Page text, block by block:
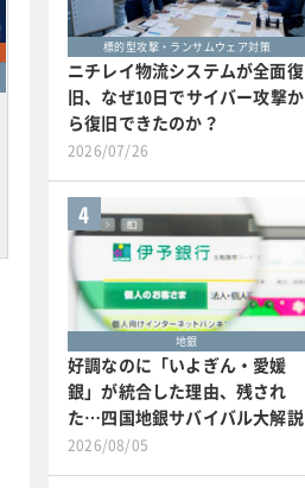
標的型攻撃・ランサムウェア対策
ニチレイ物流システムが全面復
旧、なぜ10日でサイバー攻撃か
ら復旧できたのか？
2026/07/26
4
地銀
好調なのに「いよぎん・愛媛
銀」が統合した理由、残され
た…四国地銀サバイバル大解説
2026/08/05